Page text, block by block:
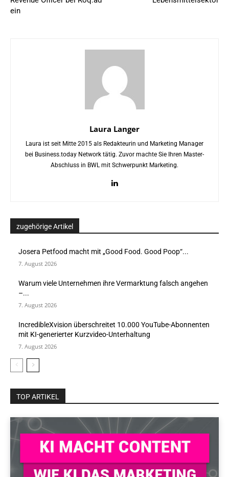
ein
Laura Langer
Laura ist seit Mitte 2015 als Redakteurin und Marketing Manager
bei Business.today Network tätig. Zuvor machte Sie Ihren Master-
Abschluss in BWL mit Schwerpunkt Marketing.
zugehörige Artikel
Josera Petfood macht mit „Good Food. Good Poop“...
7. August 2026
Warum viele Unternehmen ihre Vermarktung falsch angehen
–...
7. August 2026
IncredibleXvision überschreitet 10.000 YouTube-Abonnenten
mit KI-generierter Kurzvideo-Unterhaltung
7. August 2026
TOP ARTIKEL